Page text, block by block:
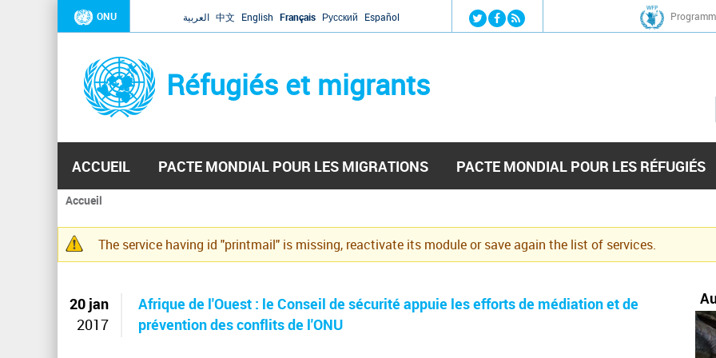
Jump to navigation
ONU العربية 中文 English Français Русский Español
Réfugiés et migrants
ACCUEIL PACTE MONDIAL POUR LES MIGRATIONS PACTE MONDIAL POUR LES RÉFUGIÉS
Vous
êtes
ici
Accueil
Message
The service having id "printmail" is missing, reactivate its module or save again the list of services.
20 jan
2017
Afrique de l'Ouest : le Conseil de sécurité appuie les efforts de médiation et de
prévention des conflits de l'ONU